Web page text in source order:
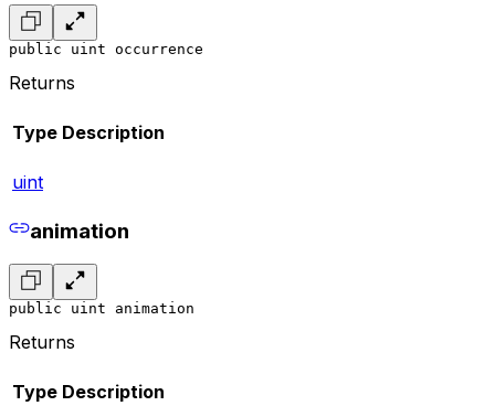
public uint occurrence
Returns
Type Description
uint
animation
public uint animation
Returns
Type Description